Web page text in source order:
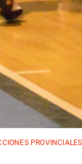
PROVINCIALES